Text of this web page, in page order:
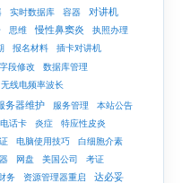
实时数据库 容器
对讲机
思维 慢性鼻窦炎
执照办理
报名材料 插卡对讲机
段修改
数据库管理
无线电频率波长
务器维护 服务管理
本站公告
话卡 炎症
特应性皮炎
电脑使用技巧
白细胞介素
网盘 美国公司 考证
务 资源管理器重启 达必妥